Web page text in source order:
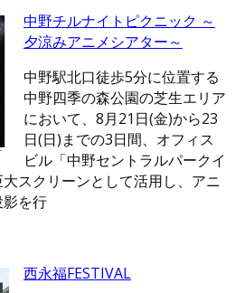
中野チルナイトピクニック ～
夕涼みアニメシアター～
中野駅北口徒歩5分に位置する
中野四季の森公園の芝生エリア
において、8月21日(金)から23
日(日)までの3日間、オフィス
ビル「中野セントラルパークイ
スクリーンとして活用し、アニ
を行
西永福FESTIVAL